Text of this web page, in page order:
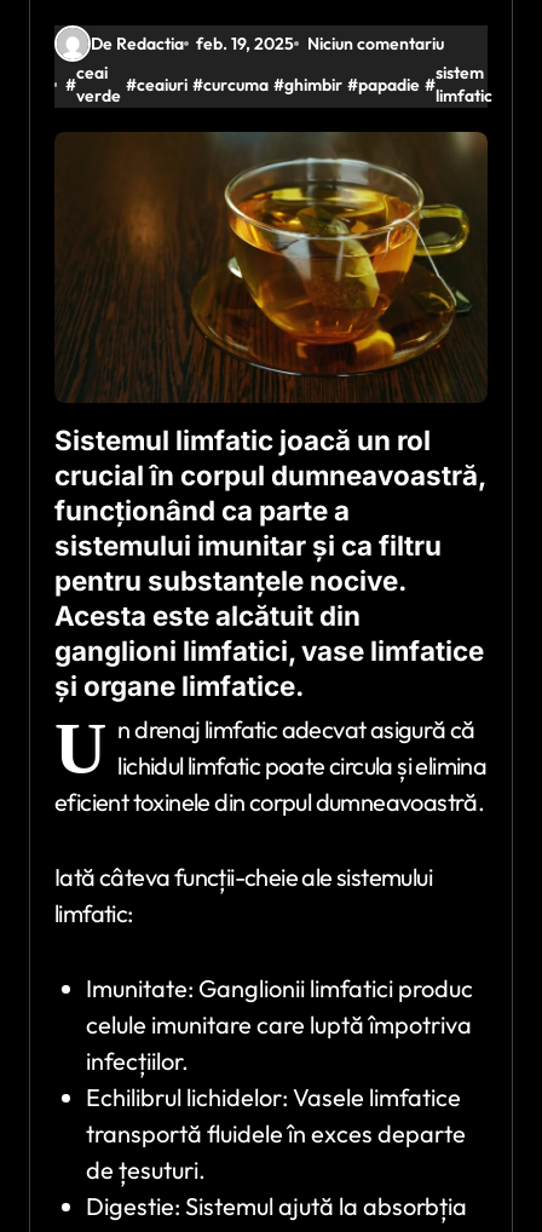
De Redactia feb. 19, 2025
Niciun comentariu
#
ceai
verde
#ceaiuri #curcuma #ghimbir #papadie #
sistem
limfatic
Sistemul limfatic joacă un rol
crucial în corpul dumneavoastră,
funcționând ca parte a
sistemului imunitar și ca filtru
pentru substanțele nocive.
Acesta este alcătuit din
ganglioni limfatici, vase limfatice
și organe limfatice.
U n drenaj limfatic adecvat asigură că
lichidul limfatic poate circula și elimina
eficient toxinele din corpul dumneavoastră.
Iată câteva funcții-cheie ale sistemului
limfatic:
Imunitate: Ganglionii limfatici produc
celule imunitare care luptă împotriva
infecțiilor.
Echilibrul lichidelor: Vasele limfatice
transportă fluidele în exces departe
de țesuturi.
Digestie: Sistemul ajută la absorbția